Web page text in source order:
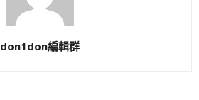
don1don編輯群